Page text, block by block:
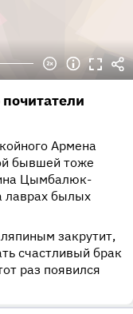
Армена
бывшей тоже
Цымбалюк-
лаврах былых
закрутит,
счастливый брак
раз появился